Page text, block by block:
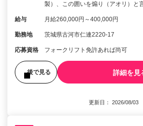
製）、この囲いを煽り（アオリ）と
給与 月給260,000円～400,000円
勤務地 茨城県古河市仁連2220-17
応募資格 フォークリフト免許あれば尚可
後で見る 詳細を見
更新日： 2026/08/